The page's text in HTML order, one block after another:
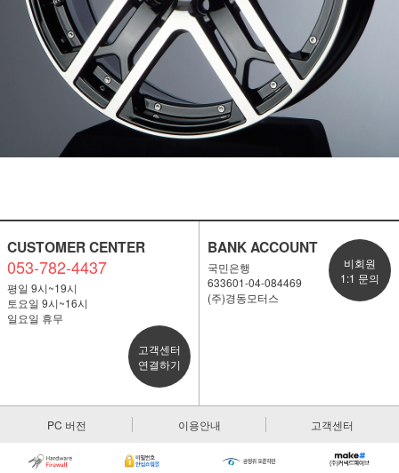
CUSTOMER CENTER
053-782-4437
평일 9시~19시
토요일 9시~16시
일요일 휴무
고객센터
연결하기
BANK ACCOUNT
국민은행
633601-04-084469
(주)경동모터스
비회원
1:1 문의
PC 버전 이용안내 고객센터